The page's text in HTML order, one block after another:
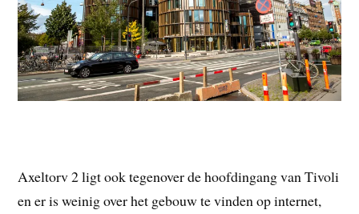
Axeltorv 2 ligt ook tegenover de hoofdingang van Tivoli
en er is weinig over het gebouw te vinden op internet,